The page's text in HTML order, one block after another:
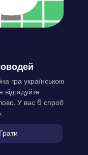
гра українською
У вас 6 спроб
Грати